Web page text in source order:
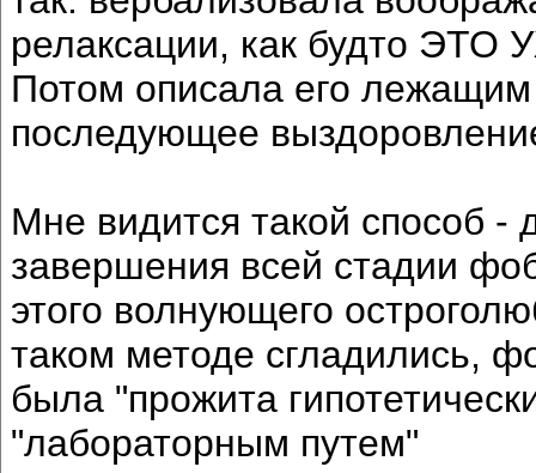
релаксации, как будто
Потом описала его
последующее
Мне видится такой способ -
завершения всей стадии
этого волнующего
таком методе сгладились,
была "прожита
"лабораторным путем"